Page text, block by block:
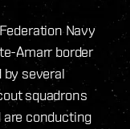
Navy
Amarr border
by several
squadrons
are conducting